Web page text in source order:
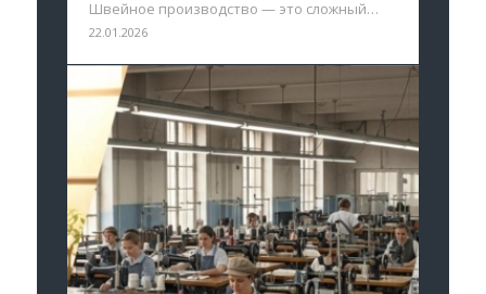
Швейное производство — это сложный…
22.01.2026